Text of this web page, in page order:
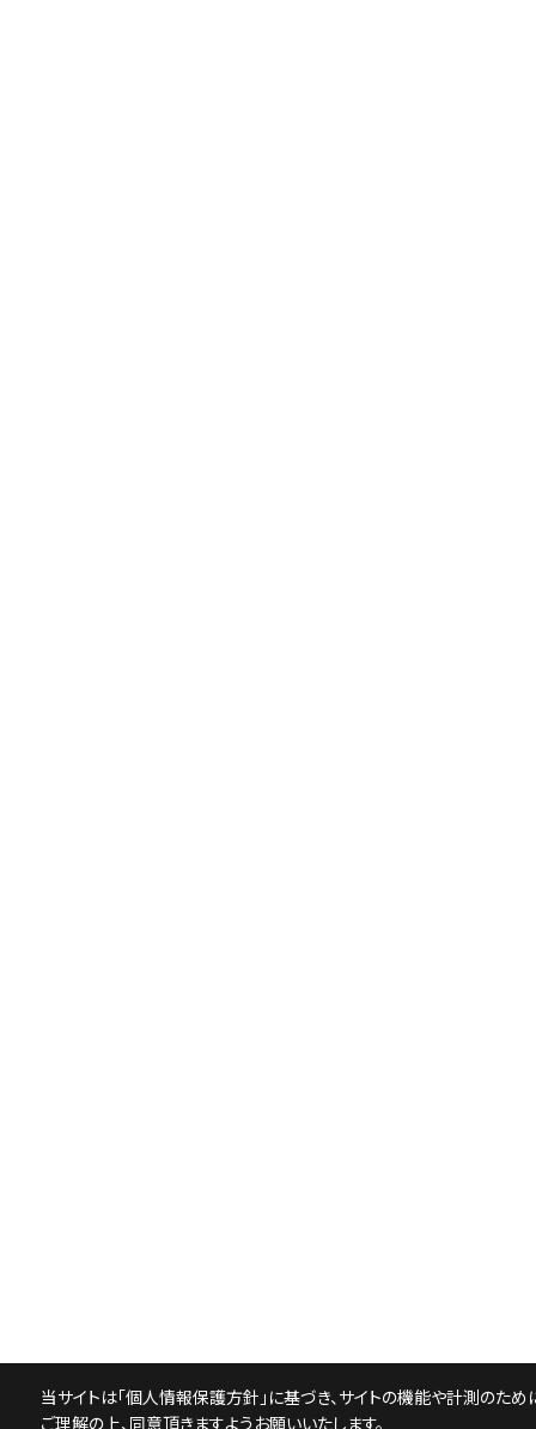
当サイトは「個人情報保護方針 」に基づき、サイトの機能や計測のた
ご理解の上、同意頂きますようお願いいたします。